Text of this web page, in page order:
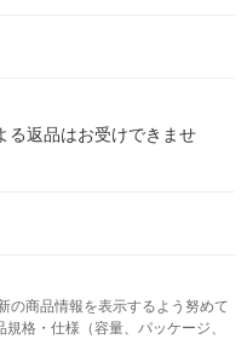
る返品はお受けできませ
の商品情報を表示するよう努めて
格・仕様（容量、パッケージ、